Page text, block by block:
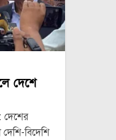
দেশে
দেশের
বিদেশি